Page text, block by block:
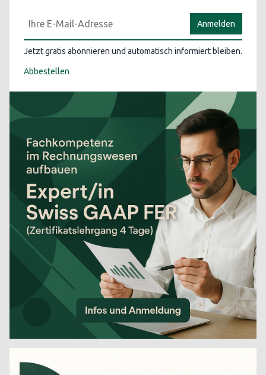
Anmelden
Jetzt gratis abonnieren und automatisch informiert bleiben.
Abbestellen